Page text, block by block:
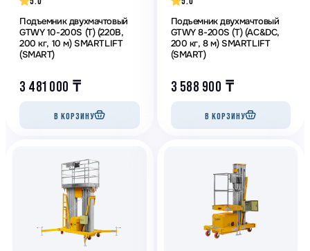
Подъемник двухмачтовый
GTWY 10-200S (T) (220В,
200 кг, 10 м) SMARTLIFT
(SMART)
3 481 000 ₸
В КОРЗИНУ
Подъемник двухмачтовый
GTWY 8-200S (T) (AC&DC,
200 кг, 8 м) SMARTLIFT
(SMART)
3 588 900 ₸
В КОРЗИНУ